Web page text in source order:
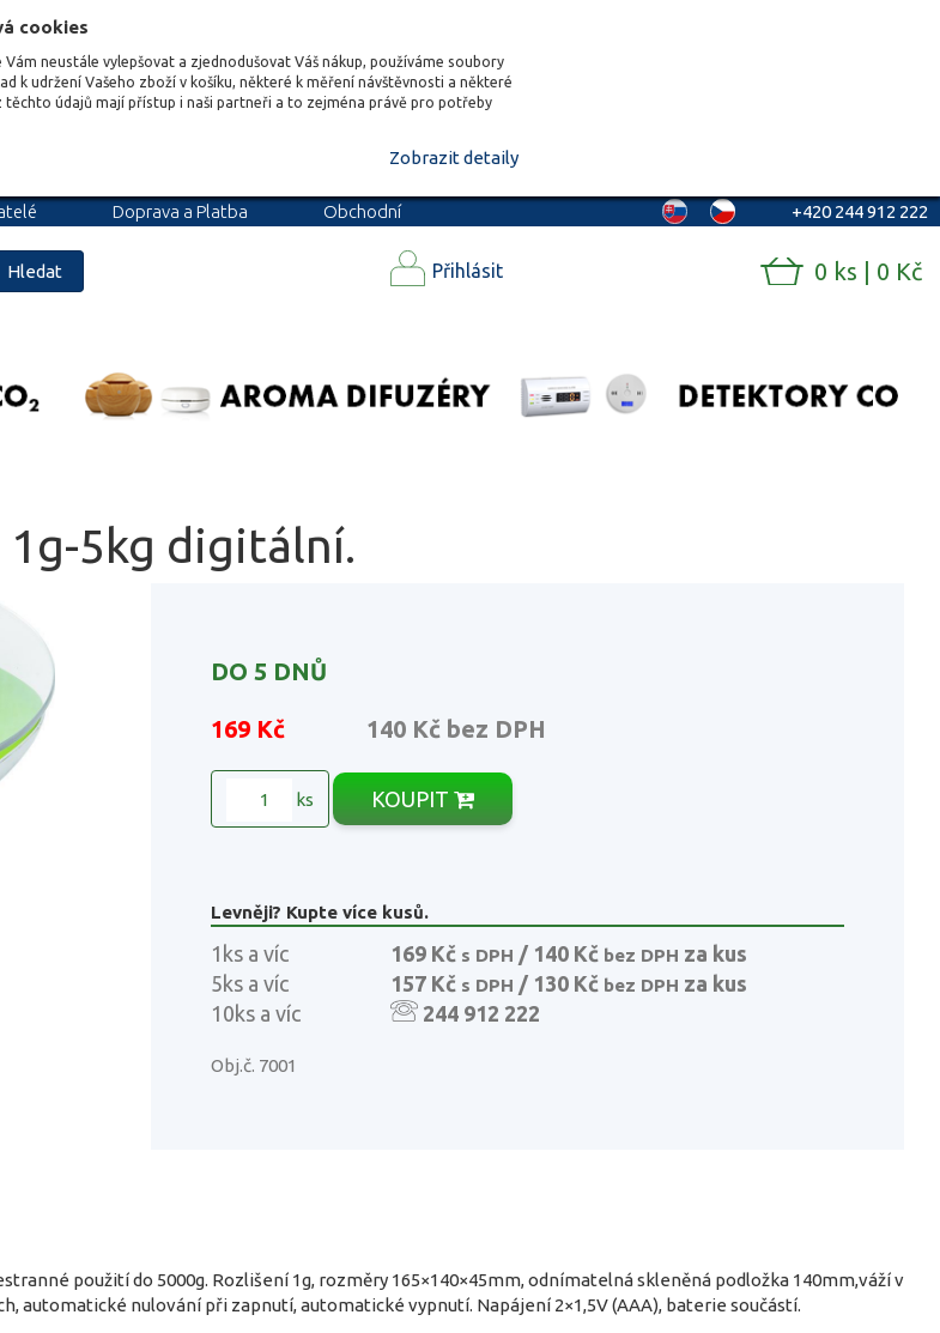
cookies
neustále vylepšovat a zjednodušovat Váš nákup, používáme soubory
k udržení Vašeho zboží v košíku, některé k měření návštěvnosti a některé
těchto údajů mají přístup i naši partneři a to zejména právě pro potřeby
Zobrazit detaily
Doprava a Platba
Obchodní
+420 244 912 222
Hledat Přihlásit 0 ks | 0 Kč
1g-5kg digitální.
DO 5 DNŮ
169 Kč 140 Kč bez DPH
ks KOUPIT
Levněji? Kupte více kusů.
1ks a víc 169 Kčs DPH / 140 Kč bez DPH za kus
5ks a víc
157 Kčs DPH / 130 Kč bez DPH za kus
10ks a víc
244 912 222
Obj.č. 7001
použití do 5000g. Rozlišení 1g, rozměry 165×140×45mm, odnímatelná skleněná podložka 140mm,váží v
automatické nulování při zapnutí, automatické vypnutí. Napájení 2×1,5V (AAA), baterie součástí.